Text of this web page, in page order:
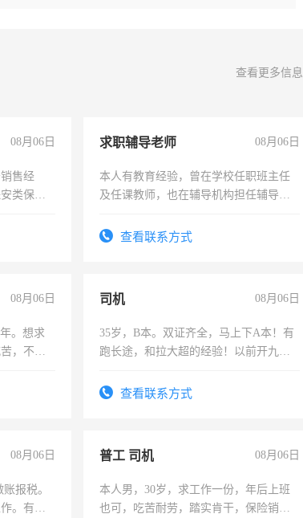
查看更多信息
08月06日
售经
类保安
验
求职辅导老师 08月06日
本人有教育经验，曾在学校任职班主任
及任课教师，也在辅导机构担任辅导教
查看联系方式
08月06日
。想求
，不怕
司机 08月06日
35岁，B本。双证齐全，马上下A本！有
跑长途，和拉大超的经验！以前开九米
查看联系方式
08月06日
报税。
。有会
普工 司机 08月06日
本人男，30岁，求工作一份，年后上班
也可，吃苦耐劳，踏实肯干，保险销售